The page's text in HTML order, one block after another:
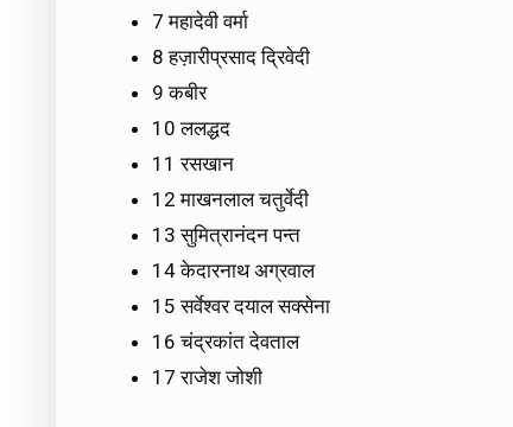
7 महादेवी वर्मा
8 हज़ारीप्रसाद द्रिवेदी
9 कबीर
10 ललद्धद
11 रसखान
12 माखनलाल चतुर्वेदी
13 सुमित्रानंदन पन्त
14 केदारनाथ अग्रवाल
15 सर्वेश्वर दयाल सक्सेना
16 चंद्रकांत देवताल
17 राजेश जोशी